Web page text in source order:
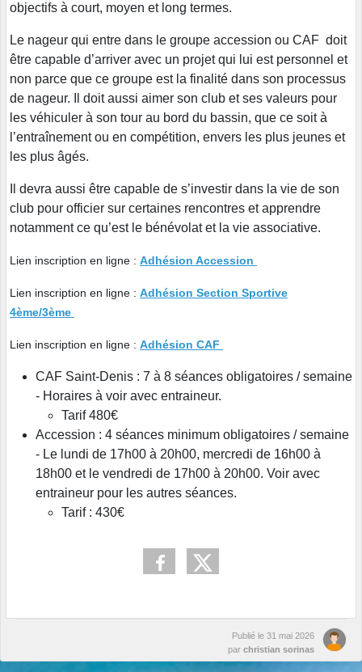
objectifs à court, moyen et long termes.
Le nageur qui entre dans le groupe accession ou CAF doit
être capable d’arriver avec un projet qui lui est personnel et
non parce que ce groupe est la finalité dans son processus
de nageur. Il doit aussi aimer son club et ses valeurs pour
les véhiculer à son tour au bord du bassin, que ce soit à
l’entraînement ou en compétition, envers les plus jeunes et
les plus âgés.
Il devra aussi être capable de s’investir dans la vie de son
club pour officier sur certaines rencontres et apprendre
notamment ce qu’est le bénévolat et la vie associative.
Lien inscription en ligne : Adhésion Accession
Lien inscription en ligne : Adhésion Section Sportive
4ème/3ème
Lien inscription en ligne : Adhésion CAF
CAF Saint-Denis : 7 à 8 séances obligatoires / semaine
- Horaires à voir avec entraineur.
Tarif 480€
Accession : 4 séances minimum obligatoires / semaine
- Le lundi de 17h00 à 20h00, mercredi de 16h00 à
18h00 et le vendredi de 17h00 à 20h00. Voir avec
entraineur pour les autres séances.
Tarif : 430€
Publié le 31 mai 2026
par christian sorinas